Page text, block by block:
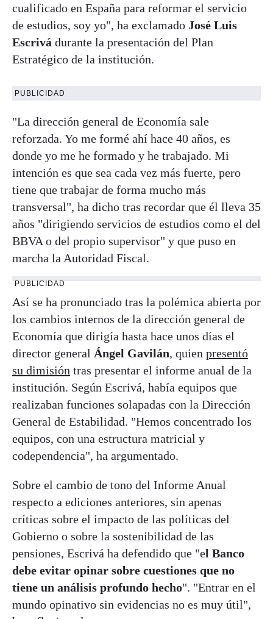
cualificado en España para reformar el servicio
de estudios, soy yo", ha exclamado José Luis
Escrivá durante la presentación del Plan
Estratégico de la institución.
PUBLICIDAD
"La dirección general de Economía sale
reforzada. Yo me formé ahí hace 40 años, es
donde yo me he formado y he trabajado. Mi
intención es que sea cada vez más fuerte, pero
tiene que trabajar de forma mucho más
transversal", ha dicho tras recordar que él lleva 35
años "dirigiendo servicios de estudios como el del
BBVA o del propio supervisor" y que puso en
marcha la Autoridad Fiscal.
PUBLICIDAD
Así se ha pronunciado tras la polémica abierta por
los cambios internos de la dirección general de
Economía que dirigía hasta hace unos días el
director general Ángel Gavilán, quien presentó
su dimisión tras presentar el informe anual de la
institución. Según Escrivá, había equipos que
realizaban funciones solapadas con la Dirección
General de Estabilidad. "Hemos concentrado los
equipos, con una estructura matricial y
codependencia", ha argumentado.
Sobre el cambio de tono del Informe Anual
respecto a ediciones anteriores, sin apenas
críticas sobre el impacto de las políticas del
Gobierno o sobre la sostenibilidad de las
pensiones, Escrivá ha defendido que "el Banco
debe evitar opinar sobre cuestiones que no
tiene un análisis profundo hecho". "Entrar en el
mundo opinativo sin evidencias no es muy útil",